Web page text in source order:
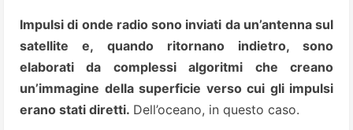
Impulsi di onde radio sono inviati da un’antenna sul
satellite e, quando ritornano indietro, sono
elaborati da complessi algoritmi che creano
un’immagine della superficie verso cui gli impulsi
erano stati diretti. Dell’oceano, in questo caso.